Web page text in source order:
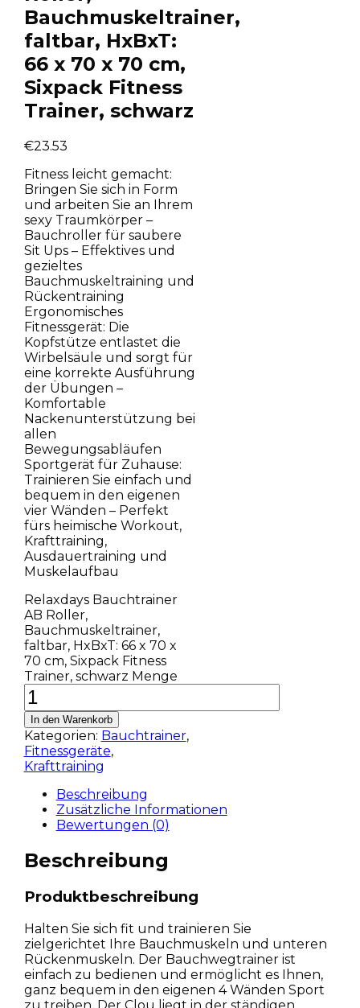
Bauchmuskeltrainer,
faltbar, HxBxT:
66 x 70 x 70 cm,
Sixpack Fitness
Trainer, schwarz
€23.53
Fitness leicht gemacht:
Bringen Sie sich in Form
und arbeiten Sie an Ihrem
sexy Traumkörper –
Bauchroller für saubere
Sit Ups – Effektives und
gezieltes
Bauchmuskeltraining und
Rückentraining
Ergonomisches
Fitnessgerät: Die
Kopfstütze entlastet die
Wirbelsäule und sorgt für
eine korrekte Ausführung
der Übungen –
Komfortable
Nackenunterstützung bei
allen
Bewegungsabläufen
Sportgerät für Zuhause:
Trainieren Sie einfach und
bequem in den eigenen
vier Wänden – Perfekt
fürs heimische Workout,
Krafttraining,
Ausdauertraining und
Muskelaufbau
Relaxdays Bauchtrainer
AB Roller,
Bauchmuskeltrainer,
faltbar, HxBxT: 66 x 70 x
70 cm, Sixpack Fitness
Trainer, schwarz Menge
In den Warenkorb
Kategorien: Bauchtrainer,
Fitnessgeräte,
Krafttraining
Beschreibung
Zusätzliche Informationen
Bewertungen (0)
Beschreibung
Produktbeschreibung
Halten Sie sich fit und trainieren Sie
zielgerichtet Ihre Bauchmuskeln und unteren
Rückenmuskeln. Der Bauchwegtrainer ist
einfach zu bedienen und ermöglicht es Ihnen,
ganz bequem in den eigenen 4 Wänden Sport